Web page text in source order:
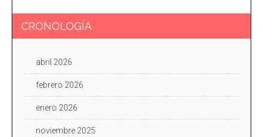
CRONOLOGÍA
abril 2026
febrero 2026
enero 2026
noviembre 2025